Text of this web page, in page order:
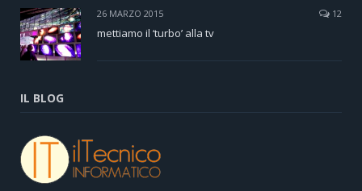
26 MARZO 2015 12
mettiamo il ‘turbo’ alla tv
IL BLOG